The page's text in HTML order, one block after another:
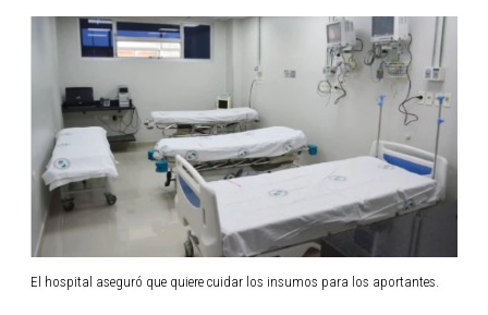
El hospital aseguró que quiere cuidar los insumos para los aportantes.